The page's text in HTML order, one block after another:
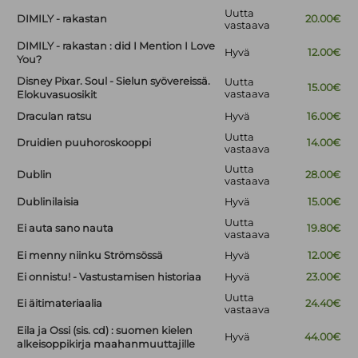
DIMILY - rakastan
Uutta
vastaava
20.00€
DIMILY - rakastan : did I Mention I Love
You?
Hyvä 12.00€
Disney Pixar. Soul - Sielun syövereissä.
Elokuvasuosikit
Uutta
vastaava
15.00€
Draculan ratsu Hyvä 16.00€
Druidien puuhoroskooppi
Uutta
vastaava
14.00€
Dublin
Uutta
vastaava
28.00€
Dublinilaisia Hyvä 15.00€
Ei auta sano nauta
Uutta
vastaava
19.80€
Ei menny niinku Strömsössä Hyvä
12.00€
Ei onnistu! - Vastustamisen historiaa
Hyvä 23.00€
Ei äitimateriaalia
Uutta
vastaava
24.40€
Eila ja Ossi (sis. cd) : suomen kielen
alkeisoppikirja maahanmuuttajille
Hyvä 44.00€